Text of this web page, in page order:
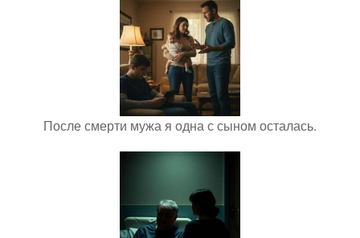
После смерти мужа я одна с сыном осталась.